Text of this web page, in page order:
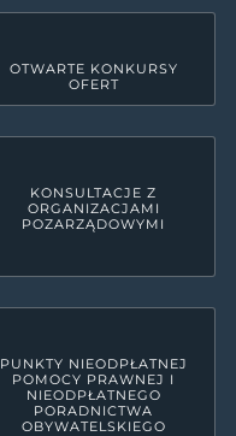
OTWARTE KONKURSY
OFERT
KONSULTACJE Z
ORGANIZACJAMI
POZARZĄDOWYMI
PUNKTY NIEODPŁATNEJ
POMOCY PRAWNEJ I
NIEODPŁATNEGO
PORADNICTWA
OBYWATELSKIEGO